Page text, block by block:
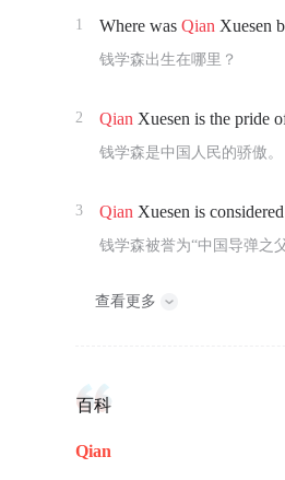
1 Where wasQian Xuesen
钱学森出生在哪里？
2 Qian Xuesen is the pride
钱学森是中国人民的骄傲。
3 Qian Xuesen is
钱学森被誉为“中国导弹之父
查看更多
百科
Qian